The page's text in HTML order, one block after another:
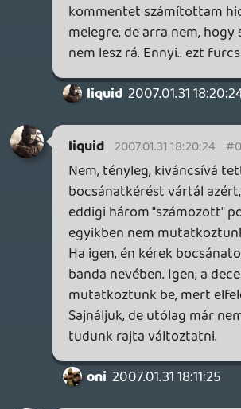
oni 2007.01.31 17:49:21
2007.01.31 17:49:21 #0oxpm
Furcsálom: Írok egy ilyet, hogy " Jé,
bemutatkoztatok" és semmi reakció rá?
Vagy ez természetes? Megjegyezném,
365 o_O
bixiboy 2007.01.31 15:06:49 #0oxpl
én mindig szanaszét röhögöm magam
ezeken a podcasteken 😃
az a "fasság...a kiskutyák és barátai
megdugják egymást", ott óbégattam 😃
a PS2-es részt jól kitárgyaltátok sztem, a
sonynak egyrészt a bevétel miatt is kell
még, másrészt a kiadók látnak benne
fantáziát, harmadrészt a grafikai szint
elégségessége (de hülye szó, istenem) is
tök igaz
amúgy sztem ez tök jó: a sonynak most
van egy proli, olcsó és óriási kínálattal
rendelkező gépe, és egy abszolút high-